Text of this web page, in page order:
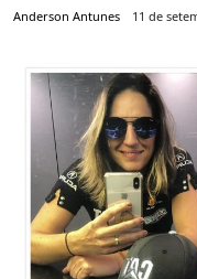
Anderson Antunes 11 de